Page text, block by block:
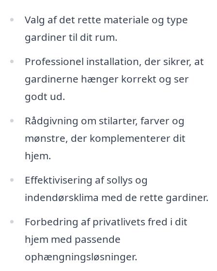
Valg af det rette materiale og type
gardiner til dit rum.
Professionel installation, der sikrer, at
gardinerne hænger korrekt og ser
godt ud.
Rådgivning om stilarter, farver og
mønstre, der komplementerer dit
hjem.
Effektivisering af sollys og
indendørsklima med de rette gardiner.
Forbedring af privatlivets fred i dit
hjem med passende
ophængningsløsninger.